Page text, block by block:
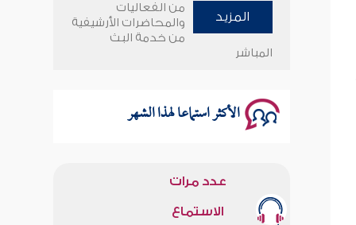
سلسلة محاضرات نفحات رمضانية
1444هـ
المزيد
من الفعاليات
والمحاضرات الأرشيفية
من خدمة البث
المباشر
الأكثر استماعا لهذا الشهر
عدد مرات
الاستماع